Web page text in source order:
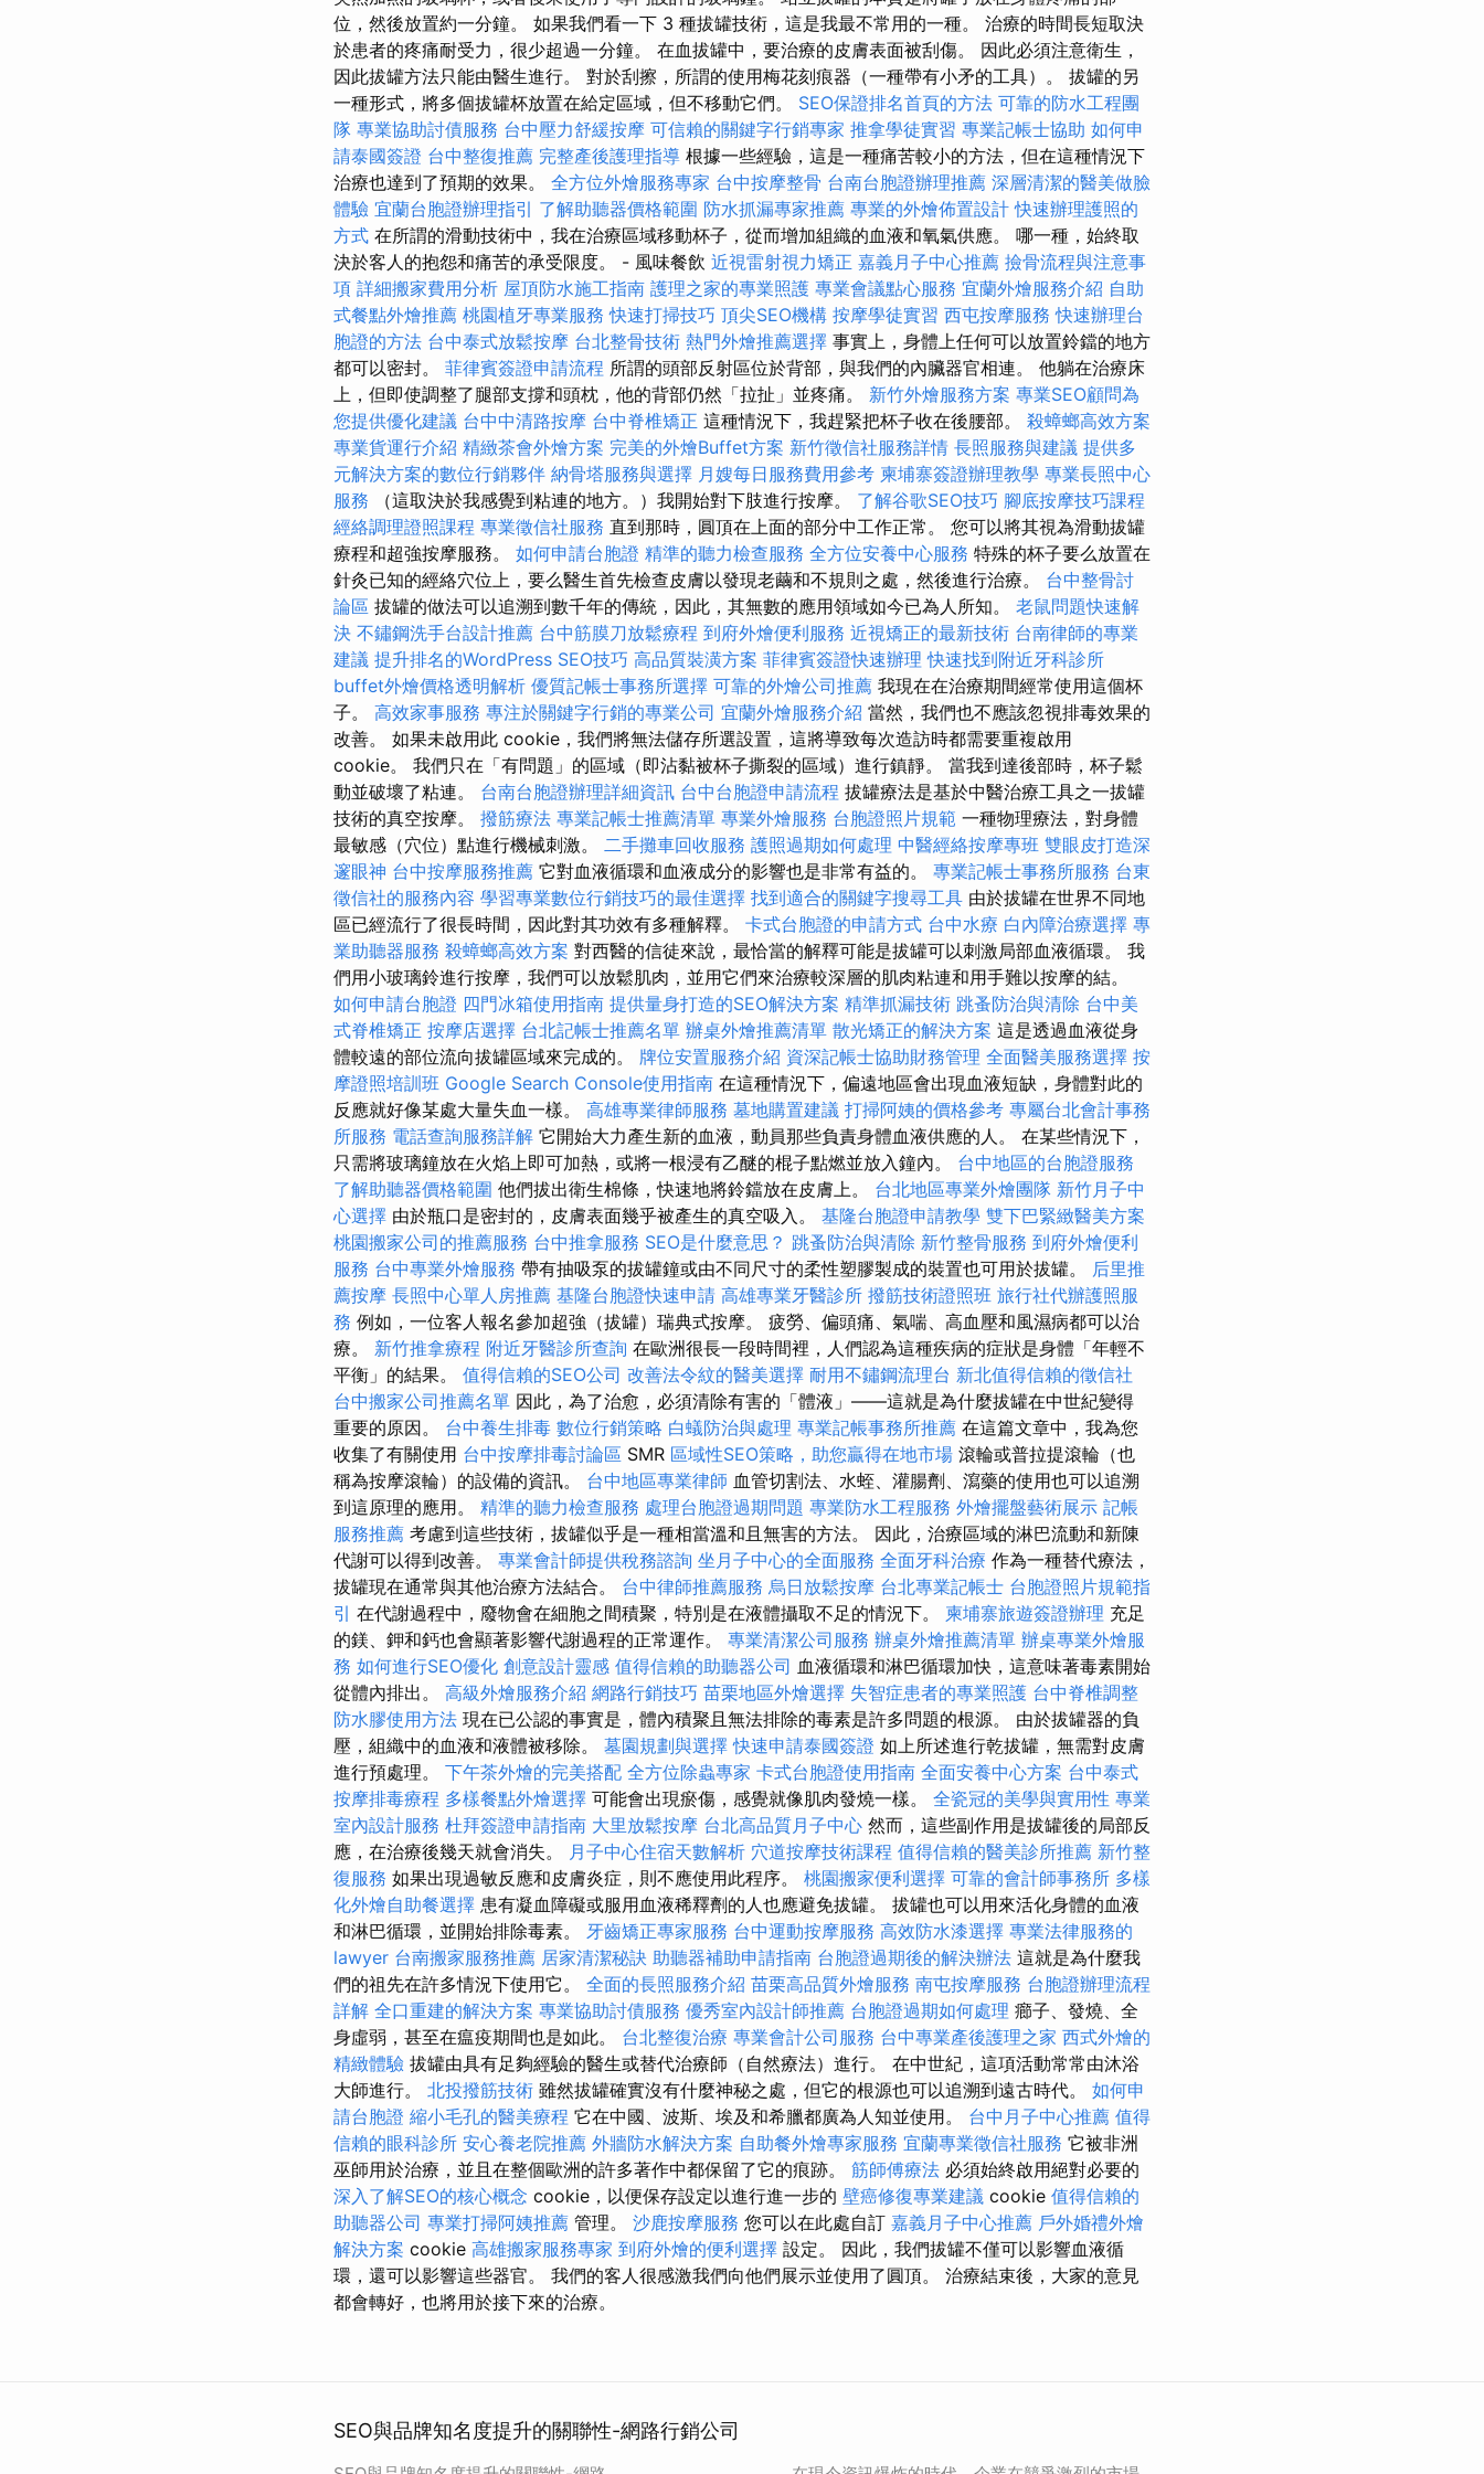
位，然後放置約一分鐘。 如果我們看一下 3 種拔罐技術，這是我最不常用的一種。 治療的時間長短取決
於患者的疼痛耐受力，很少超過一分鐘。 在血拔罐中，要治療的皮膚表面被刮傷。 因此必須注意衛生，
因此拔罐方法只能由醫生進行。 對於刮擦，所謂的使用梅花刻痕器（一種帶有小矛的工具）。 拔罐的另
一種形式，將多個拔罐杯放置在給定區域，但不移動它們。 SEO保證排名首頁的方法 可靠的防水工程團
隊 專業協助討債服務 台中壓力舒緩按摩 可信賴的關鍵字行銷專家 推拿學徒實習 專業記帳士協助 如何申
請泰國簽證 台中整復推薦 完整產後護理指導 根據一些經驗，這是一種痛苦較小的方法，但在這種情況下
治療也達到了預期的效果。 全方位外燴服務專家 台中按摩整骨 台南台胞證辦理推薦 深層清潔的醫美做臉
體驗 宜蘭台胞證辦理指引 了解助聽器價格範圍 防水抓漏專家推薦 專業的外燴佈置設計 快速辦理護照的
方式 在所謂的滑動技術中，我在治療區域移動杯子，從而增加組織的血液和氧氣供應。 哪一種，始終取
決於客人的抱怨和痛苦的承受限度。 - 風味餐飲 近視雷射視力矯正 嘉義月子中心推薦 撿骨流程與注意事
項 詳細搬家費用分析 屋頂防水施工指南 護理之家的專業照護 專業會議點心服務 宜蘭外燴服務介紹 自助
式餐點外燴推薦 桃園植牙專業服務 快速打掃技巧 頂尖SEO機構 按摩學徒實習 西屯按摩服務快速辦理台
胞證的方法 台中泰式放鬆按摩 台北整骨技術 熱門外燴推薦選擇 事實上，身體上任何可以放置鈴鐺的地方
都可以密封。 菲律賓簽證申請流程 所謂的頭部反射區位於背部，與我們的內臟器官相連。 他躺在治療床
上，但即使調整了腿部支撐和頭枕，他的背部仍然「拉扯」並疼痛。 新竹外燴服務方案 專業SEO顧問為
您提供優化建議 台中中清路按摩 台中脊椎矯正 這種情況下，我趕緊把杯子收在後腰部。 殺蟑螂高效方案
專業貨運行介紹 精緻茶會外燴方案 完美的外燴Buffet方案 新竹徵信社服務詳情 長照服務與建議 提供多
元解決方案的數位行銷夥伴 納骨塔服務與選擇 月嫂每日服務費用參考 柬埔寨簽證辦理教學 專業長照中心
服務 （這取決於我感覺到粘連的地方。）我開始對下肢進行按摩。 了解谷歌SEO技巧 腳底按摩技巧課程
經絡調理證照課程 專業徵信社服務 直到那時，圓頂在上面的部分中工作正常。 您可以將其視為滑動拔罐
療程和超強按摩服務。 如何申請台胞證 精準的聽力檢查服務 全方位安養中心服務 特殊的杯子要么放置在
針灸已知的經絡穴位上，要么醫生首先檢查皮膚以發現老繭和不規則之處，然後進行治療。 台中整骨討
論區 拔罐的做法可以追溯到數千年的傳統，因此，其無數的應用領域如今已為人所知。 老鼠問題快速解
決 不鏽鋼洗手台設計推薦 台中筋膜刀放鬆療程 到府外燴便利服務 近視矯正的最新技術 台南律師的專業
建議 提升排名的WordPress SEO技巧 高品質裝潢方案 菲律賓簽證快速辦理 快速找到附近牙科診所
buffet外燴價格透明解析 優質記帳士事務所選擇 可靠的外燴公司推薦 我現在在治療期間經常使用這個杯
子。 高效家事服務 專注於關鍵字行銷的專業公司 宜蘭外燴服務介紹 當然，我們也不應該忽視排毒效果的
改善。 如果未啟用此 cookie，我們將無法儲存所選設置，這將導致每次造訪時都需要重複啟用
cookie。 我們只在「有問題」的區域（即沾黏被杯子撕裂的區域）進行鎮靜。 當我到達後部時，杯子鬆
動並破壞了粘連。 台南台胞證辦理詳細資訊 台中台胞證申請流程 拔罐療法是基於中醫治療工具之一拔罐
技術的真空按摩。 撥筋療法 專業記帳士推薦清單 專業外燴服務 台胞證照片規範 一種物理療法，對身體
最敏感（穴位）點進行機械刺激。 二手攤車回收服務 護照過期如何處理 中醫經絡按摩專班 雙眼皮打造深
邃眼神 台中按摩服務推薦 它對血液循環和血液成分的影響也是非常有益的。 專業記帳士事務所服務 台東
徵信社的服務內容 學習專業數位行銷技巧的最佳選擇 找到適合的關鍵字搜尋工具 由於拔罐在世界不同地
區已經流行了很長時間，因此對其功效有多種解釋。 卡式台胞證的申請方式 台中水療 白內障治療選擇 專
業助聽器服務 殺蟑螂高效方案 對西醫的信徒來說，最恰當的解釋可能是拔罐可以刺激局部血液循環。 我
們用小玻璃鈴進行按摩，我們可以放鬆肌肉，並用它們來治療較深層的肌肉粘連和用手難以按摩的結。
如何申請台胞證 四門冰箱使用指南 提供量身打造的SEO解決方案 精準抓漏技術 跳蚤防治與清除 台中美
式脊椎矯正 按摩店選擇 台北記帳士推薦名單 辦桌外燴推薦清單 散光矯正的解決方案 這是透過血液從身
體較遠的部位流向拔罐區域來完成的。 牌位安置服務介紹 資深記帳士協助財務管理 全面醫美服務選擇 按
摩證照培訓班 Google Search Console使用指南 在這種情況下，偏遠地區會出現血液短缺，身體對此的
反應就好像某處大量失血一樣。 高雄專業律師服務 墓地購置建議 打掃阿姨的價格參考 專屬台北會計事務
所服務 電話查詢服務詳解 它開始大力產生新的血液，動員那些負責身體血液供應的人。 在某些情況下，
只需將玻璃鐘放在火焰上即可加熱，或將一根浸有乙醚的棍子點燃並放入鐘內。 台中地區的台胞證服務
了解助聽器價格範圍 他們拔出衛生棉條，快速地將鈴鐺放在皮膚上。 台北地區專業外燴團隊 新竹月子中
心選擇 由於瓶口是密封的，皮膚表面幾乎被產生的真空吸入。 基隆台胞證申請教學 雙下巴緊緻醫美方案
桃園搬家公司的推薦服務 台中推拿服務 SEO是什麼意思？ 跳蚤防治與清除 新竹整骨服務 到府外燴便利
服務 台中專業外燴服務 帶有抽吸泵的拔罐鐘或由不同尺寸的柔性塑膠製成的裝置也可用於拔罐。 后里推
薦按摩 長照中心單人房推薦 基隆台胞證快速申請 高雄專業牙醫診所 撥筋技術證照班 旅行社代辦護照服
務 例如，一位客人報名參加超強（拔罐）瑞典式按摩。 疲勞、偏頭痛、氣喘、高血壓和風濕病都可以治
療。 新竹推拿療程 附近牙醫診所查詢 在歐洲很長一段時間裡，人們認為這種疾病的症狀是身體「年輕不
平衡」的結果。 值得信賴的SEO公司 改善法令紋的醫美選擇 耐用不鏽鋼流理台 新北值得信賴的徵信社
台中搬家公司推薦名單 因此，為了治愈，必須清除有害的「體液」——這就是為什麼拔罐在中世紀變得
重要的原因。 台中養生排毒 數位行銷策略 白蟻防治與處理 專業記帳事務所推薦 在這篇文章中，我為您
收集了有關使用 台中按摩排毒討論區 SMR 區域性SEO策略，助您贏得在地市場 滾輪或普拉提滾輪（也
稱為按摩滾輪）的設備的資訊。 台中地區專業律師 血管切割法、水蛭、灌腸劑、瀉藥的使用也可以追溯
到這原理的應用。 精準的聽力檢查服務 處理台胞證過期問題 專業防水工程服務 外燴擺盤藝術展示 記帳
服務推薦 考慮到這些技術，拔罐似乎是一種相當溫和且無害的方法。 因此，治療區域的淋巴流動和新陳
代謝可以得到改善。 專業會計師提供稅務諮詢 坐月子中心的全面服務 全面牙科治療 作為一種替代療法，
拔罐現在通常與其他治療方法結合。 台中律師推薦服務 烏日放鬆按摩 台北專業記帳士 台胞證照片規範指
引 在代謝過程中，廢物會在細胞之間積聚，特別是在液體攝取不足的情況下。 柬埔寨旅遊簽證辦理 充足
的鎂、鉀和鈣也會顯著影響代謝過程的正常運作。 專業清潔公司服務 辦桌外燴推薦清單 辦桌專業外燴服
務 如何進行SEO優化 創意設計靈感 值得信賴的助聽器公司 血液循環和淋巴循環加快，這意味著毒素開始
從體內排出。 高級外燴服務介紹 網路行銷技巧 苗栗地區外燴選擇 失智症患者的專業照護 台中脊椎調整
防水膠使用方法 現在已公認的事實是，體內積聚且無法排除的毒素是許多問題的根源。 由於拔罐器的負
壓，組織中的血液和液體被移除。 墓園規劃與選擇 快速申請泰國簽證 如上所述進行乾拔罐，無需對皮膚
進行預處理。 下午茶外燴的完美搭配 全方位除蟲專家 卡式台胞證使用指南 全面安養中心方案 台中泰式
按摩排毒療程 多樣餐點外燴選擇 可能會出現瘀傷，感覺就像肌肉發燒一樣。 全瓷冠的美學與實用性 專業
室內設計服務 杜拜簽證申請指南 大里放鬆按摩 台北高品質月子中心 然而，這些副作用是拔罐後的局部反
應，在治療後幾天就會消失。
月子中心住宿天數解析 穴道按摩技術課程 值得信賴的醫美診所推薦 新竹整
復服務 如果出現過敏反應和皮膚炎症，則不應使用此程序。 桃園搬家便利選擇 可靠的會計師事務所 多樣
化外燴自助餐選擇 患有凝血障礙或服用血液稀釋劑的人也應避免拔罐。 拔罐也可以用來活化身體的血液
和淋巴循環，並開始排除毒素。 牙齒矯正專家服務 台中運動按摩服務 高效防水漆選擇 專業法律服務的
lawyer 台南搬家服務推薦 居家清潔秘訣 助聽器補助申請指南 台胞證過期後的解決辦法 這就是為什麼我
們的祖先在許多情況下使用它。 全面的長照服務介紹 苗栗高品質外燴服務 南屯按摩服務 台胞證辦理流程
詳解 全口重建的解決方案 專業協助討債服務 優秀室內設計師推薦 台胞證過期如何處理 癤子、發燒、全
身虛弱，甚至在瘟疫期間也是如此。 台北整復治療 專業會計公司服務 台中專業產後護理之家 西式外燴的
精緻體驗 拔罐由具有足夠經驗的醫生或替代治療師（自然療法）進行。 在中世紀，這項活動常常由沐浴
大師進行。 北投撥筋技術 雖然拔罐確實沒有什麼神秘之處，但它的根源也可以追溯到遠古時代。 如何申
請台胞證 縮小毛孔的醫美療程 它在中國、波斯、埃及和希臘都廣為人知並使用。 台中月子中心推薦 值得
信賴的眼科診所 安心養老院推薦 外牆防水解決方案 自助餐外燴專家服務 宜蘭專業徵信社服務 它被非洲
巫師用於治療，並且在整個歐洲的許多著作中都保留了它的痕跡。 筋師傅療法 必須始終啟用絕對必要的
深入了解SEO的核心概念 cookie，以便保存設定以進行進一步的 壁癌修復專業建議 cookie 值得信賴的
助聽器公司 專業打掃阿姨推薦 管理。 沙鹿按摩服務 您可以在此處自訂 嘉義月子中心推薦 戶外婚禮外燴
解決方案 cookie 高雄搬家服務專家 到府外燴的便利選擇 設定。 因此，我們拔罐不僅可以影響血液循
環，還可以影響這些器官。 我們的客人很感激我們向他們展示並使用了圓頂。 治療結束後，大家的意見
都會轉好，也將用於接下來的治療。
SEO與品牌知名度提升的關聯性-網路行銷公司